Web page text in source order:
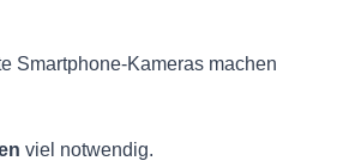
Smartphone-Kameras machen
viel notwendig.